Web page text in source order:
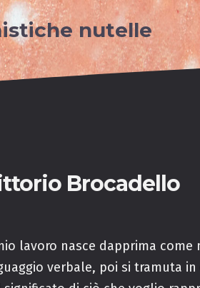
nutelle
Brocadello
lavoro nasce dapprima come
verbale, poi si tramuta in